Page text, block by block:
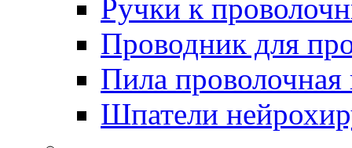
Ручки к
Проводник для
Пила проволочная
Шпатели